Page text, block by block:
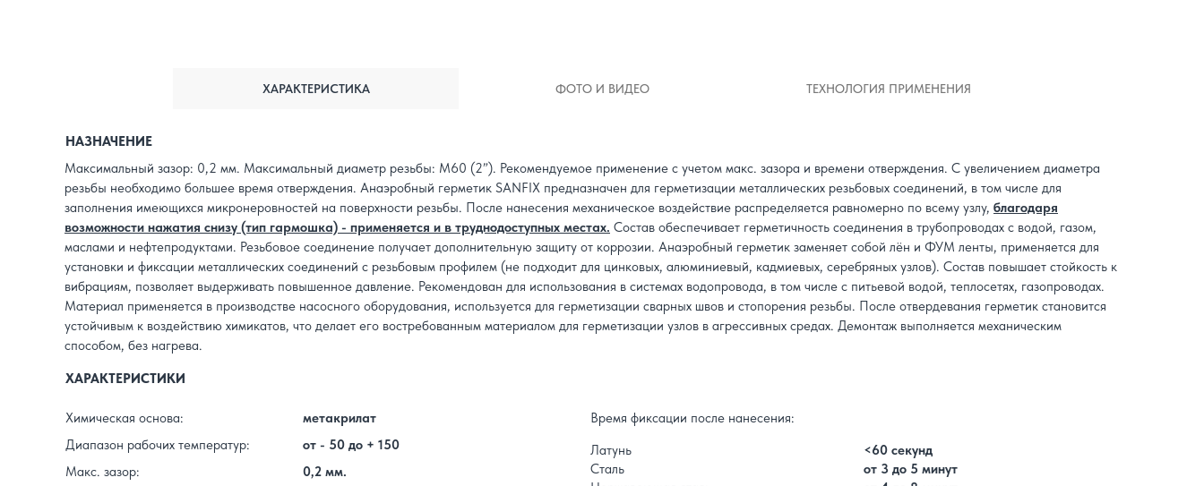
ХАРАКТЕРИСТИКА ФОТО И ВИДЕО ТЕХНОЛОГИЯ ПРИМЕНЕНИЯ
ХАРАКТЕРИСТИКИ
Химическая основа:
Диапазон рабочих температур:
Макс. зазор:
метакрилат
от - 50 до + 150
0,2 мм.
<60 секунд
от 3 до 5 минут
Максимальный зазор: 0,2 мм. Максимальный диаметр резьбы: M60 (2”). Рекомендуемое применение с учетом макс. зазора и времени отверждения. С увеличением диаметра
резьбы необходимо большее время отверждения. Анаэробный герметик SANFIX предназначен для герметизации металлических резьбовых соединений, в том числе для
заполнения имеющихся микронеровностей на поверхности резьбы. После нанесения механическое воздействие распределяется равномерно по всему узлу, благодаря
возможности нажатия снизу (тип гармошка) - применяется и в труднодоступных местах. Состав обеспечивает герметичность соединения в трубопроводах с водой, газом,
маслами и нефтепродуктами. Резьбовое соединение получает дополнительную защиту от коррозии. Анаэробный герметик заменяет собой лён и ФУМ ленты, применяется для
установки и фиксации металлических соединений с резьбовым профилем (не подходит для цинковых, алюминиевый, кадмиевых, серебряных узлов). Состав повышает стойкость к
вибрациям, позволяет выдерживать повышенное давление. Рекомендован для использования в системах водопровода, в том числе с питьевой водой, теплосетях, газопроводах.
Материал применяется в производстве насосного оборудования, используется для герметизации сварных швов и стопорения резьбы. После отвердевания герметик становится
устойчивым к воздействию химикатов, что делает его востребованным материалом для герметизации узлов в агрессивных средах. Демонтаж выполняется механическим
способом, без нагрева.
Время фиксации после нанесения:
НАЗНАЧЕНИЕ
Латунь
Сталь